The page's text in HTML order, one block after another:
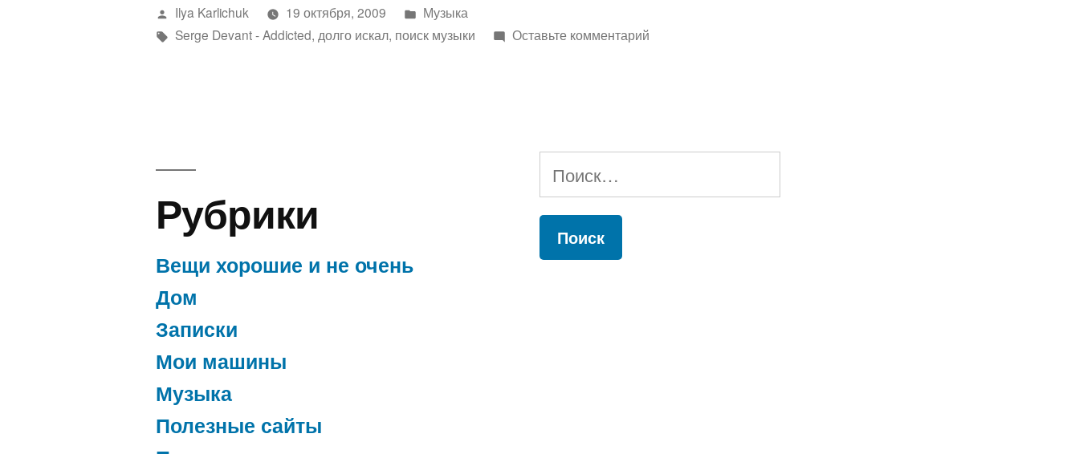
Написано
автором
Ilya Karlichuk 19 октября, 2009
Написано
в
Музыка
Метки:
Serge Devant - Addicted, долго искал, поиск музыки Оставьте комментарий
Рубрики
Вещи хорошие и не очень
Дом
Записки
Мои машины
Музыка
Полезные сайты
Найти: